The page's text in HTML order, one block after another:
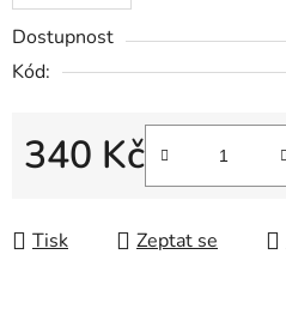
Dostupnost
Kód:
340 Kč
Tisk Zeptat se